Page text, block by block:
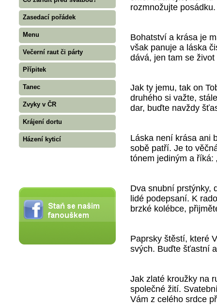
Zasedací pořádek
Menu
Večerní raut či párty
Přípitek
Tanec
Zvyky v ČR
Krájení dortu
Házení kyticí
rozmnožujte posádku.
Bohatství a krása je
však panuje a láska
dává, jen tam se
Jak ty jemu, tak on
druhého si važte,
dar, buďte navždy
Láska není krása ani
sobě patří. Je to
tónem jediným a říká:
Dva snubní prstýnky,
lidé podepsaní. K
brzké kolébce,
Paprsky štěstí, které
svých. Buďte šťastní
Jak zlaté kroužky na
společné žití.
Vám z celého srdce